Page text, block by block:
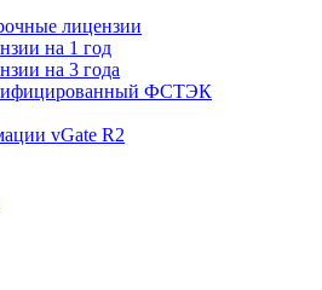
лицензии
на 1 год
на 3 года
ФСТЭК
vGate R2